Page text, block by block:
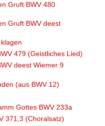
Gruft BWV 480
Gruft BWV deest
479 (Geistliches Lied)
deest Wiemer 9
(aus BWV 12)
Gottes BWV 233a
371,3 (Choralsatz)